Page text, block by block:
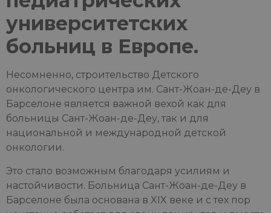
университетских
больниц в Европе.
Несомненно, строительство Детского
онкологического центра им. Сант-Жоан-де-Деу в
Барселоне является важной вехой как для
больницы Сант-Жоан-де-Деу, так и для
национальной и международной детской
онкологии.
Это стало возможным благодаря усилиям и
настойчивости. Больница Сант-Жоан-де-Деу в
Барселоне была основана в XIX веке и с тех пор